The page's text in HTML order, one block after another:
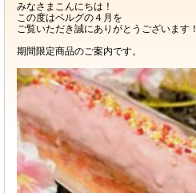
みなさまこんにちは！
この度はベルグの４月を
ご覧いただき誠にありがとうございます！
期間限定商品のご案内です。